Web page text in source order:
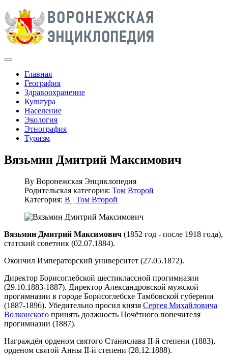
Главная
География
Здравоохранение
Культура
Население
Экология
Этнография
Туризм
Вязьмин Дмитрий Максимович
By Воронежская Энциклопедия
Родительская категория: Том Второй
Категория: В | Том Второй
Вязьмин Дмитрий Максимович (1852 год - после 1918 года),
статский советник (02.07.1884).
Окончил Императорский университет (27.05.1872).
Директор Борисоглебской шестиклассной прогимназии
(29.10.1883-1887). Директор Александровской мужской
прогимназии в городе Борисоглебске Тамбовской губернии
(1887-1896). Убедительно просил князя Сергея Михайловича
Волконского принять должность Почётного попечителя
прогимназии (1887).
Награждён орденом святого Станислава II-й степени (1883),
орденом святой Анны II-й степени (28.12.1888).